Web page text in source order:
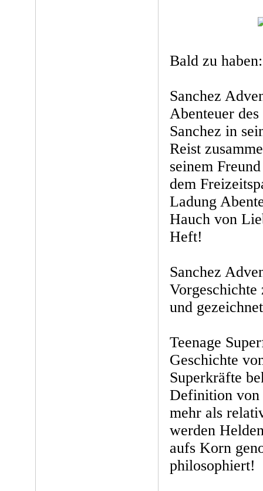
Bald zu haben:
Sanchez
Abenteuer
Sanchez in
Reist
seinem
dem
Ladung
Hauch von
Heft!
Sanchez
Vorgeschichte
und
Teenage
Geschichte
Superkräfte
Definition von
mehr als
werden
aufs Korn
philosophiert!